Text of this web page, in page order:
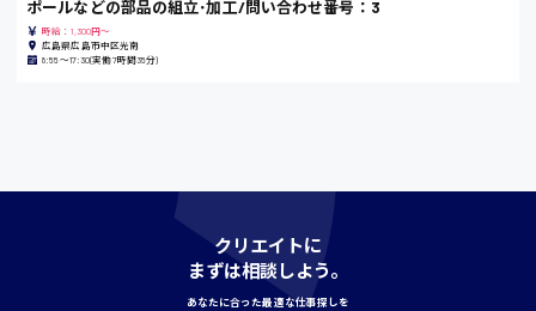
ポールなどの部品の組立･加工/問い合わせ番号：3
時給：1,300円～
広島県広島市中区光南
8:55〜17:30(実働7時間35分)
クリエイトに
まずは相談しよう。
あなたに合った最適な仕事探しを